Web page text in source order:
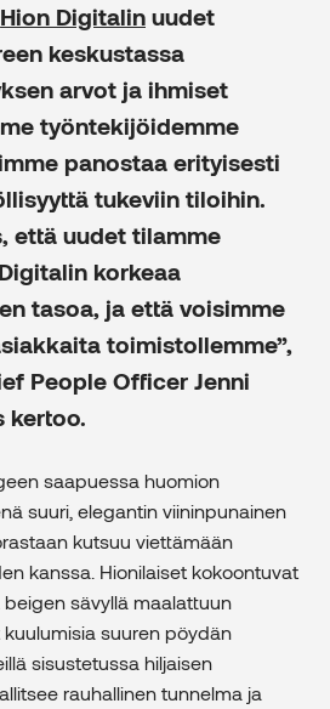
Hion Digitalin uudet
keskustassa
arvot ja ihmiset
työntekijöidemme
panostaa erityisesti
tukeviin tiloihin.
että uudet tilamme
korkeaa
tasoa, ja että voisimme
toimistollemme”,
People Officer Jenni
kertoo.
saapuessa huomion
suuri, elegantin viininpunainen
kutsuu viettämään
kanssa. Hionilaiset kokoontuvat
sävyllä maalattuun
suuren pöydän
sisustetussa hiljaisen
rauhallinen tunnelma ja